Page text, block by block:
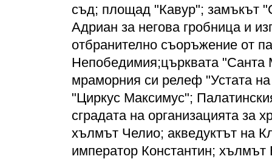
съд; площад "Кавур"; замъкът
Адриан за негова гробница и
отбранително съоръжение от
Непобедимия;църквата "Санта
мраморния си релеф "Устата
"Циркус Максимус";
сградата на организацията за
хълмът Челио; акведуктът на
император Константин;